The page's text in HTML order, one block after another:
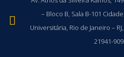
– Bloco B, Sala B-101 Cidade
Universitária, Rio de Janeiro – RJ,
21941-909